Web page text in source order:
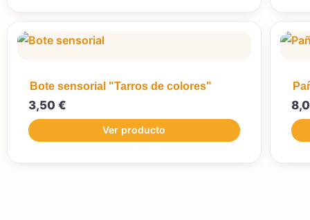
Bote sensorial "Tarros de colores"
3,50 €
Ver producto